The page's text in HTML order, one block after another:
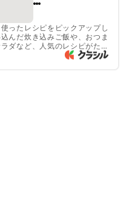
ったレシピをピックアップし
んだ炊き込みご飯や、おつま
ダなど、人気のレシピがたく
もご紹介しているので、ぜひ